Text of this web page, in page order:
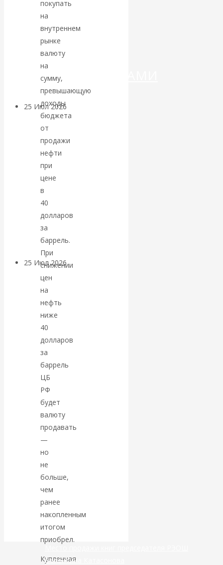
ДЕНЕГ»: КИТАЙ
ВЕДЁТ БОРЬБУ
КРИПТОВАЛЮТАМИ
25 Июл 2026
Валентин
КАтасонов.
Может ли
Америка
покинуть НАТО?
25 Июл 2026Комментарии,
интервью и беседы
«Об этом
молчат»:
экономист
Валентин
Катасонов
считает, что
кризис в
банковской
сфере России
уже начался
покупать
на
внутреннем
рынке
валюту
на
сумму,
превышающую
доходы
бюджета
от
продажи
нефти
при
цене
в
40
долларов
за
баррель.
При
снижении
цен
на
нефть
ниже
40
долларов
за
баррель
ЦБ
РФ
будет
валюту
продавать
—
но
не
больше,
чем
ранее
накопленным
итогом
приобрел.
Купленная
Валентина Катасонова